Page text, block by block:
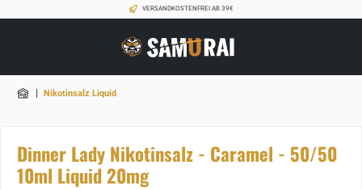
VERSANDKOSTENFREI AB 39€
| Nikotinsalz Liquid
Dinner Lady Nikotinsalz - Caramel - 50/50
10ml Liquid 20mg